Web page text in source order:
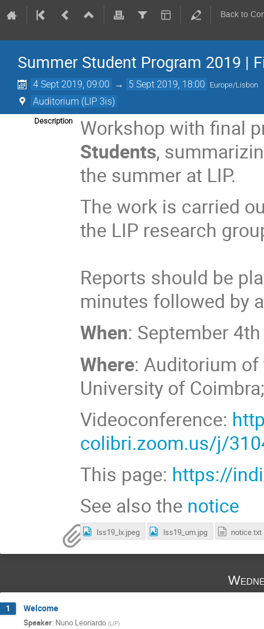
Back to
Summer Student Program 2019 |
4 Sept 2019, 09:00 → 5 Sept 2019, 18:00 Europe/Lisbon
Auditorium (LIP 3is)
Description
Workshop with final
Students,
the summer at LIP.
The work is carried
the LIP research
Reports should be
minutes followed by
When: September
Where: Auditorium
University of
Videoconference:
colibri.zoom.us/j/
This page: https://
See also the notice
lss19_lx.jpeg lss19_um.jpg notice.txt
1 Welcome
Speaker: Nuno Leonardo (LIP)